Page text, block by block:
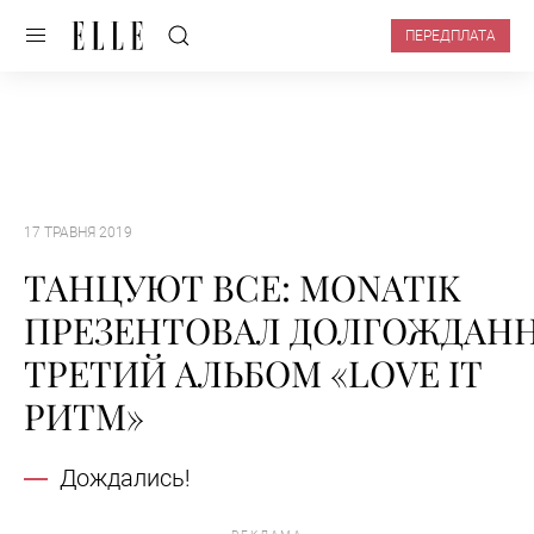
ПЕРЕДПЛАТА
17 ТРАВНЯ 2019
ТАНЦУЮТ ВСЕ: MONATIK
ПРЕЗЕНТОВАЛ
ТРЕТИЙ АЛЬБОМ «LOVE IT
РИТМ»
Дождались!